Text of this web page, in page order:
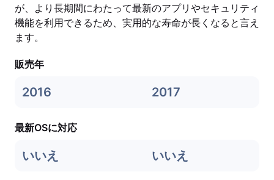
が、より長期間にわたって最新のアプリやセキュリティ
機能を利用できるため、実用的な寿命が長くなると言え
ます。
販売年
2016 2017
最新OSに対応
いいえ いいえ